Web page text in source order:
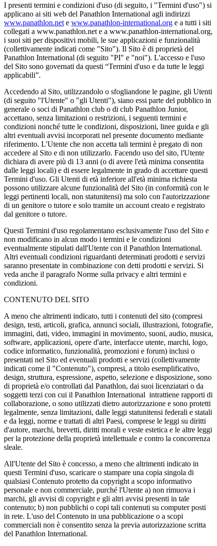
I presenti termini e condizioni d'uso (di seguito, i "Termini d'uso") si
applicano ai siti web del Panathlon International agli indirizzi
www.panathlon.net e www.panathlon-international.org e a tutti i siti
collegati a www.panathlon.net e a www.panathlon-international.org,
i suoi siti per dispositivi mobili, le sue applicazioni e funzionalità
(collettivamente indicati come "Sito"). Il Sito è di proprietà del
Panathlon International (di seguito "PI" e "noi"). L'accesso e l'uso
del Sito sono governati da questi “Termini d'uso e da tutte le leggi
applicabili”.
Accedendo al Sito, utilizzandolo o sfogliandone le pagine, gli Utenti
(di seguito "l'Utente" o "gli Utenti"), siano essi parte del pubblico in
generale o soci di Panathlon club o di club Panathlon Junior,
accettano, senza limitazioni o restrizioni, i seguenti termini e
condizioni nonché tutte le condizioni, disposizioni, linee guida e gli
altri eventuali avvisi incorporati nel presente documento mediante
riferimento. L'Utente che non accetta tali termini è pregato di non
accedere al Sito e di non utilizzarlo. Facendo uso del sito, l'Utente
dichiara di avere più di 13 anni (o di avere l'età minima consentita
dalle leggi locali) e di essere legalmente in grado di accettare questi
Termini d'uso. Gli Utenti di età inferiore all'età minima richiesta
possono utilizzare alcune funzionalità del Sito (in conformità con le
leggi pertinenti locali, non statunitensi) ma solo con l'autorizzazione
di un genitore o tutore e solo tramite un account creato e registrato
dal genitore o tutore.
Questi Termini d'uso regolamentano esclusivamente l'uso del Sito e
non modificano in alcun modo i termini e le condizioni
eventualmente stipulati dall'Utente con il Panathlon International.
Altri eventuali condizioni riguardanti determinati prodotti e servizi
saranno presentate in combinazione con detti prodotti e servizi. Si
veda anche il paragrafo Norme sulla privacy e altri termini e
condizioni.
CONTENUTO DEL SITO
A meno che altrimenti indicato, tutti i contenuti del sito (compresi
design, testi, articoli, grafica, annunci sociali, illustrazioni, fotografie,
immagini, dati, video, immagini in movimento, suoni, audio, musica,
software, applicazioni, opere d'arte, interfacce utente, marchi, logo,
codice informatico, funzionalità, promozioni e forum) inclusi o
presentati nel Sito ed eventuali prodotti e servizi (collettivamente
indicati come il "Contenuto"), compresi, a titolo esemplificativo,
design, struttura, espressione, aspetto, selezione e disposizione, sono
di proprietà e/o controllati dal Panathlon, dai suoi licenziatari o da
soggetti terzi con cui il Panathlon International intrattiene rapporti di
collaborazione, o sono utilizzati dietro autorizzazione e sono protetti
legalmente, senza limitazioni, dalle leggi statunitensi federali e statali
e da leggi, norme e trattati di altri Paesi, comprese le leggi su diritti
d'autore, marchi, brevetti, diritti morali e veste estetica e le altre leggi
per la protezione della proprietà intellettuale e contro la concorrenza
sleale.
All'Utente del Sito è concesso, a meno che altrimenti indicato in
questi Termini d'uso, scaricare o stampare una copia singola di
qualsiasi Contenuto protetto da copyright a scopo informativo
personale e non commerciale, purché l'Utente a) non rimuova i
marchi, gli avvisi di copyright e gli altri avvisi presenti in tale
contenuto; b) non pubblichi o copi tali contenuti su computer posti
in rete. L'uso del Contenuto in una pubblicazione o a scopi
commerciali non è consentito senza la previa autorizzazione scritta
del Panathlon International.